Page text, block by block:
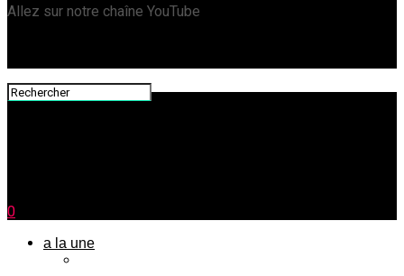
Allez sur notre chaîne YouTube
0
a la une